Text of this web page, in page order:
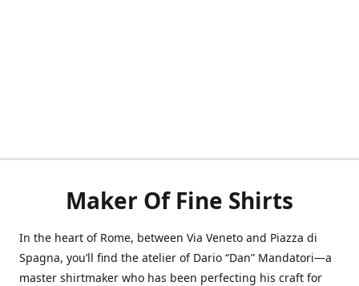
Maker Of Fine Shirts
In the heart of Rome, between Via Veneto and Piazza di
Spagna, you’ll find the atelier of Dario “Dan” Mandatori—a
master shirtmaker who has been perfecting his craft for